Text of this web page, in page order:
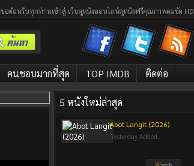
ขอต้อนรับทุกท่านเข้าสู่ เว็บดูหนังออนไลน์ดูหนังฟรีคุณภาพคมชัด HD
คนชอบมากที่สุด TOP IMDB ติดต่อ
5 หนังใหม่ล่าสุด
Abot Langit (2026)
Yesterday Added.